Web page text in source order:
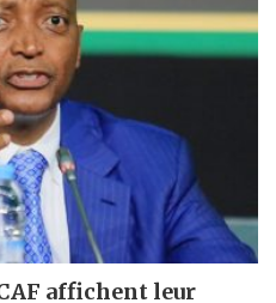
affichent leur